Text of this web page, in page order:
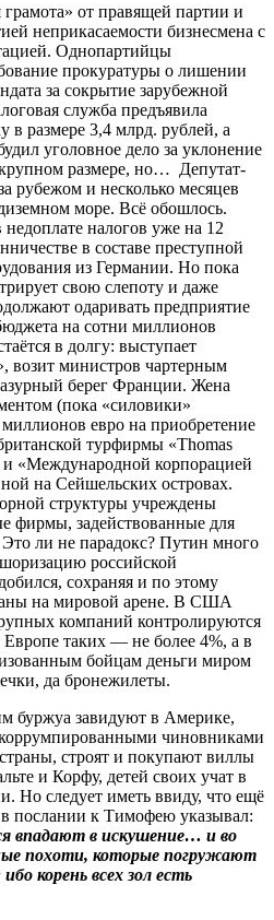
от правящей партии и
неприкасаемости бизнесмена с
Однопартийцы
прокуратуры о лишении
за сокрытие зарубежной
служба предъявила
в размере 3,4 млрд. рублей, а
уголовное дело за уклонение
размере, но… Депутат-
рубежом и несколько месяцев
море. Всё обошлось.
налогов уже на 12
в составе преступной
из Германии. Но пока
свою слепоту и даже
одаривать предприятие
на сотни миллионов
в долгу: выступает
возит министров чартерным
берег Франции. Жена
(пока «силовики»
евро на приобретение
турфирмы «Thomas
и «Международной корпорацией
на Сейшельских островах.
структуры учреждены
фирмы, задействованные для
ли не парадокс? Путин много
российской
сохраняя и по этому
на мировой арене. В США
компаний контролируются
таких — не более 4%, а в
бойцам деньги миром
да бронежилеты.
буржуа завидуют в Америке,
чиновниками
строят и покупают виллы
и Корфу, детей своих учат в
следует иметь ввиду, что ещё
послании к Тимофею указывал:
впадают в искушение… и во
похоти, которые погружают
корень всех зол есть